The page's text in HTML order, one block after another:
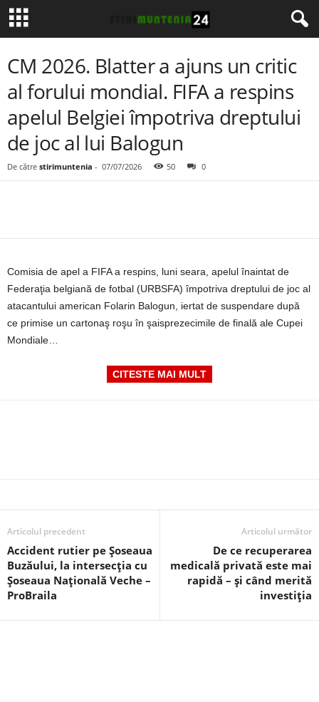
CM 2026. Blatter a ajuns un critic
al forului mondial. FIFA a respins
apelul Belgiei împotriva dreptului
de joc al lui Balogun
De către stirimuntenia - 07/07/2026 50 0
Comisia de apel a FIFA a respins, luni seara, apelul înaintat de
Federaţia belgiană de fotbal (URBSFA) împotriva dreptului de joc al
atacantului american Folarin Balogun, iertat de suspendare după
ce primise un cartonaş roşu în şaisprezecimile de finală ale Cupei
Mondiale…
CITESTE MAI MULT
Articolul precedent
Accident rutier pe Șoseaua
Buzăului, la intersecția cu
Șoseaua Națională Veche –
ProBraila
Articolul următor
De ce recuperarea
medicală privată este mai
rapidă – și când merită
investiția